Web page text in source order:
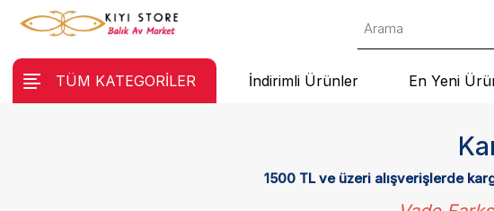
TÜM KATEGORİLER İndirimli Ürünler En Yeni
1500 TL ve üzeri alışverişlerde